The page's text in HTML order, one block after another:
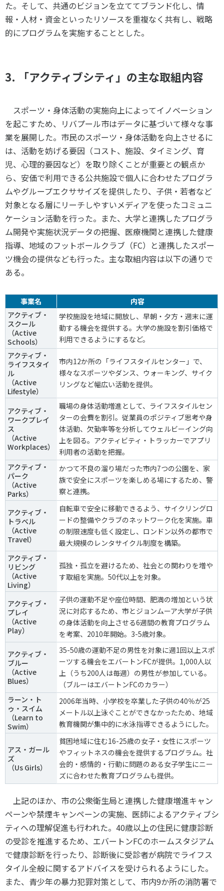
た。そして、共通のビジョンを立ててブランド化し、情
報・人材・資金といったリソースを重複なく共有し、戦略
的にプログラムを実施することとした。
3. 「アクティブシティ」の主な取組内容
スポーツ・身体活動の実施向上によってイノベーション
を起こすため、リバプール市はデータに基づいて様々な事
業を展開した。市民のスポーツ・身体活動を向上させるに
は、活動を妨げる要因（コスト、施設、タイミング、育
児、心理的要因など）を取り除くことが重要との観点か
ら、安価で利用できる公共施設で個人に合わせたプログラ
ムやグループエクササイズを提供したり、子供・若者など
対象となる層にリーチしやすいメディアを使ったコミュニ
ケーション活動を行った。また、大学と連携したプログラ
ム開発や実施状況データの把握、医療機関と連携した健康
指導、地域のフットボールクラブ（FC）と連携したスポー
ツ機会の提供なども行った。主な取組内容は以下の通りで
ある。
事業名
内容
アクティブ・
スクール
（Active
Schools）
学校施設を地域に開放し、早朝・夕方・週末に運
動する機会を提供する。大学の施設を割引価格で
利用できるようにするなど。
アクティブ・
ライフスタイ
ル
（Active
Lifestyle）
市内12か所の「ライフスタイルセンター」で、
様々なスポーツやダンス、ウォーキング、サイク
リングなど幅広い活動を提供。
アクティブ・
ワークプレイ
ス
（Active
Workplaces）
職場の身体活動増進として、ライフスタイルセン
ターの会費を割引。従業員のポジティブ思考や身
体活動、欠勤率等を分析してウェルビーイング向
上を図る。アクティビティ・トラッカーでアプリ
利用者の活動を把握。
アクティブ・
パーク
（Active
Parks）
かつて不良の溜り場だった市内7つの公園を、家
族で安全にスポーツを楽しめる場にするため、警
察と連携。
アクティブ・
トラベル
（Active
Travel）
自転車で安全に移動できるよう、サイクリングロ
ードの整備やクラブのネットワーク化を実施。車
の制限速度も低く設定し、ロンドン以外の都市で
最大規模のレンタサイクル制度を構築。
アクティブ・
リビング
（Active
Living）
孤独・孤立を避けるため、社会との関わりを増や
す取組を実施。50代以上を対象。
アクティブ・
プレイ
（Active
Play）
子供の運動不足や座位時間、肥満の増加という状
況に対応するため、市とジョンムーア大学が子供
の身体活動を向上させる6週間の教育プログラム
を考案、2010年開始。3-5歳対象。
アクティブ・
ブルー
（Active
Blues）
35-50歳の運動不足の男性を対象に週1回以上スポ
ーツする機会をエバートンFCが提供。1,000人以
上（うち200人は毎週）の男性が参加している。
（ブルーはエバートンFCのカラー）
ラーン・ト
ゥ・スイム
（Learn to
Swim）
2006年当時、小学校を卒業した子供の40％が25
メートル以上泳ぐことができなかったため、地域
教育機関が集中的に水泳指導できるようにした。
アス・ガール
ズ
（Us Girls）
貧困地域に住む16-25歳の女子・女性にスポーツ
やフィットネスの機会を提供するプログラム。社
会的・感情的・行動に問題のある女子学生にニー
ズに合わせた教育プログラムも提供。
上記のほか、市の公衆衛生局と連携した健康増進キャン
ペーンや禁煙キャンペーンの実施、医師によるアクティブシ
ティへの理解促進も行われた。40歳以上の住民に健康診断
の受診を推進するため、エバートンFCのホームスタジアム
で健康診断を行ったり、診断後に受診者が病院でライフス
タイル全般に関するアドバイスを受けられるようにした。
また、青少年の暴力犯罪対策として、市内9か所の消防署で